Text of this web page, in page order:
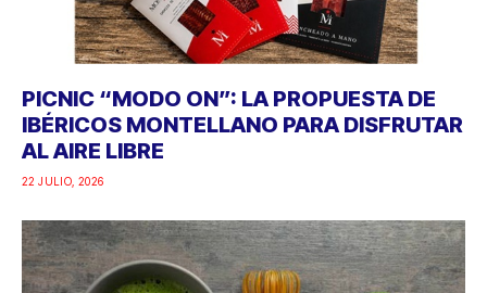
PICNIC “MODO ON”: LA PROPUESTA DE
IBÉRICOS MONTELLANO PARA DISFRUTAR
AL AIRE LIBRE
22 JULIO, 2026